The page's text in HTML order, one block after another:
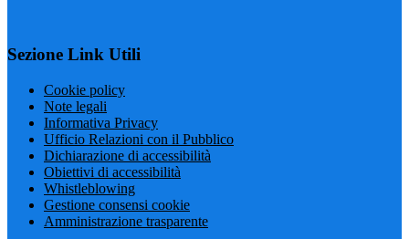
Sezione Link Utili
Cookie policy
Note legali
Informativa Privacy
Ufficio Relazioni con il Pubblico
Dichiarazione di accessibilità
Obiettivi di accessibilità
Whistleblowing
Gestione consensi cookie
Amministrazione trasparente